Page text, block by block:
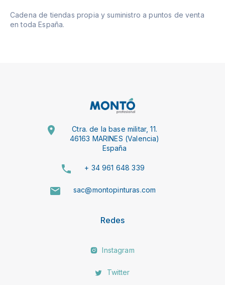
Cadena de tiendas propia y suministro a puntos de venta
en toda España.
Ctra. de la base militar, 11.
46163 MARINES (Valencia)
España
+ 34 961 648 339
sac@montopinturas.com
Redes
Instagram
Twitter